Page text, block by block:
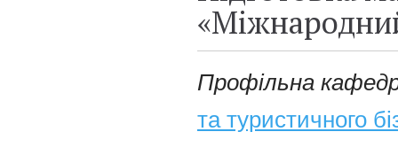
Профільна
та туристичного